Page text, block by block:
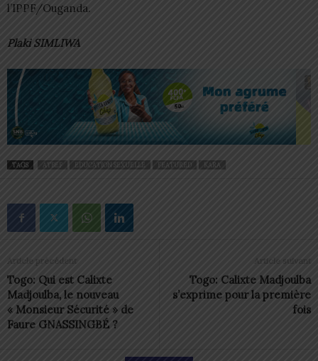
l’IPPF/Ouganda.
Plaki SIMLIWA
TAGS ATBEF EDUCATION SEXUELLE FEATURED KARA
Article précédent
Togo: Qui est Calixte
Madjoulba, le nouveau
« Monsieur Sécurité » de
Faure GNASSINGBÉ ?
Article suivant
Togo: Calixte Madjoulba
s’exprime pour la première
fois